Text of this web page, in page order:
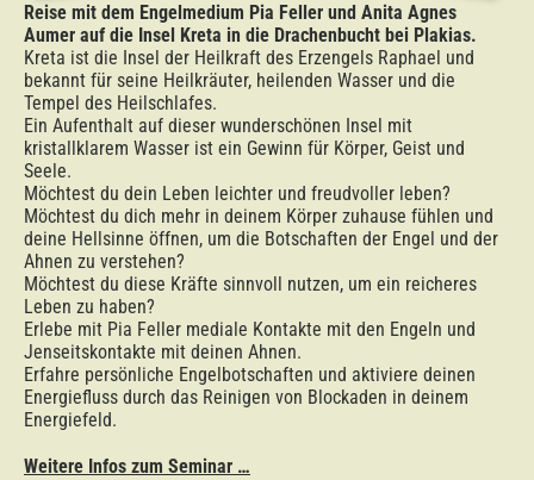
Reise mit dem Engelmedium Pia Feller und Anita Agnes
Aumer auf die Insel Kreta in die Drachenbucht bei Plakias.
Kreta ist die Insel der Heilkraft des Erzengels Raphael und
bekannt für seine Heilkräuter, heilenden Wasser und die
Tempel des Heilschlafes.
Ein Aufenthalt auf dieser wunderschönen Insel mit
kristallklarem Wasser ist ein Gewinn für Körper, Geist und
Seele.
Möchtest du dein Leben leichter und freudvoller leben?
Möchtest du dich mehr in deinem Körper zuhause fühlen und
deine Hellsinne öffnen, um die Botschaften der Engel und der
Ahnen zu verstehen?
Möchtest du diese Kräfte sinnvoll nutzen, um ein reicheres
Leben zu haben?
Erlebe mit Pia Feller mediale Kontakte mit den Engeln und
Jenseitskontakte mit deinen Ahnen.
Erfahre persönliche Engelbotschaften und aktiviere deinen
Energiefluss durch das Reinigen von Blockaden in deinem
Energiefeld.
Weitere Infos zum Seminar …